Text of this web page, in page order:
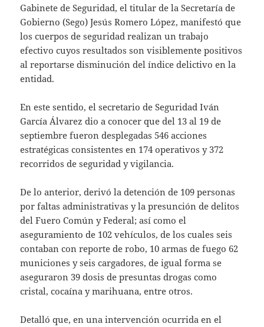
Gabinete de Seguridad, el titular de la Secretaría de
Gobierno (Sego) Jesús Romero López, manifestó que
los cuerpos de seguridad realizan un trabajo
efectivo cuyos resultados son visiblemente positivos
al reportarse disminución del índice delictivo en la
entidad.
En este sentido, el secretario de Seguridad Iván
García Álvarez dio a conocer que del 13 al 19 de
septiembre fueron desplegadas 546 acciones
estratégicas consistentes en 174 operativos y 372
recorridos de seguridad y vigilancia.
De lo anterior, derivó la detención de 109 personas
por faltas administrativas y la presunción de delitos
del Fuero Común y Federal; así como el
aseguramiento de 102 vehículos, de los cuales seis
contaban con reporte de robo, 10 armas de fuego 62
municiones y seis cargadores, de igual forma se
aseguraron 39 dosis de presuntas drogas como
cristal, cocaína y marihuana, entre otros.
Detalló que, en una intervención ocurrida en el